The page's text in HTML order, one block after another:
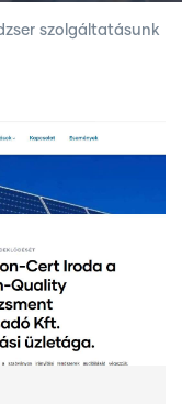
szolgáltatásunk